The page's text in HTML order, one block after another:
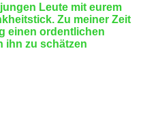
Leute mit eurem
Zu meiner Zeit
einen ordentlichen
ihn zu schätzen